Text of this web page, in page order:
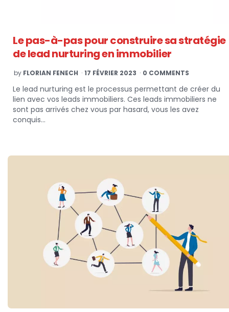
Le pas-à-pas pour construire sa stratégie
de lead nurturing en immobilier
POSTED
BY
by FLORIAN FENECH 17 FÉVRIER 2023 0 COMMENTS
Le lead nurturing est le processus permettant de créer du
lien avec vos leads immobiliers. Ces leads immobiliers ne
sont pas arrivés chez vous par hasard, vous les avez
conquis…